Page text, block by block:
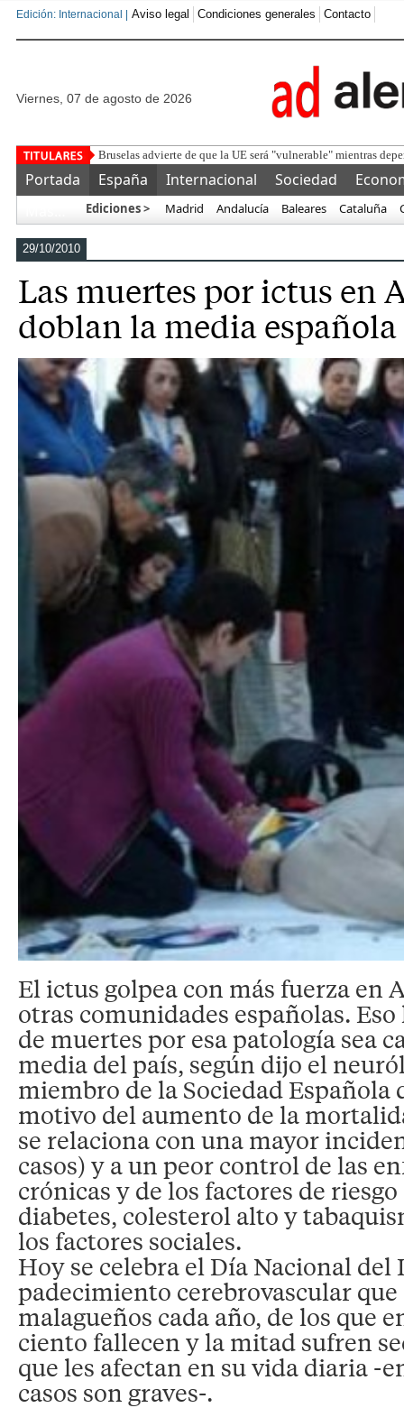
Edición: Internacional | Aviso legal Condiciones generales Contacto
viernes, 07 de agosto de 2026
Detenido un marro
Portada España Internacional Sociedad
Ediciones > Madrid Andalucía Baleares Cataluña
29/10/2010
Las muertes por ictus en
doblan la media española
El ictus golpea con más fuerza en
otras comunidades españolas.
de muertes por esa patología sea
media del país, según dijo el
miembro de la Sociedad Española
motivo del aumento de la
se relaciona con una mayor
casos) y a un peor control de las
crónicas y de los factores de
diabetes, colesterol alto y
los factores sociales.
Hoy se celebra el Día Nacional del
padecimiento cerebrovascular
malagueños cada año, de los que
ciento fallecen y la mitad sufren
que les afectan en su vida diaria -
casos son graves-.